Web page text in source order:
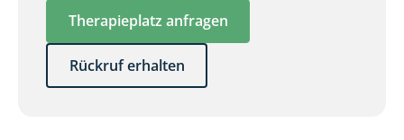
Therapieplatz anfragen
Rückruf erhalten